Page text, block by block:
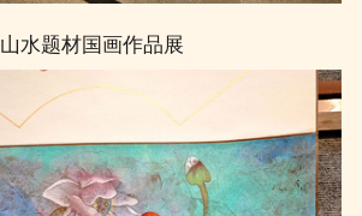
山水题材国画作品展